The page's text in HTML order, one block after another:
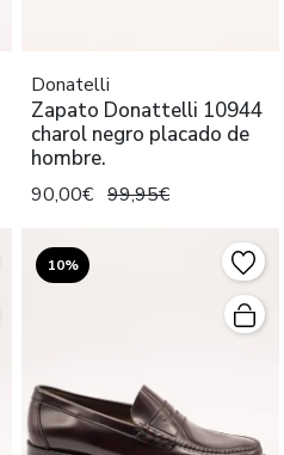
Donatelli
Zapato Donattelli 10944
charol negro placado de
hombre.
90,00€ 99,95€
10%